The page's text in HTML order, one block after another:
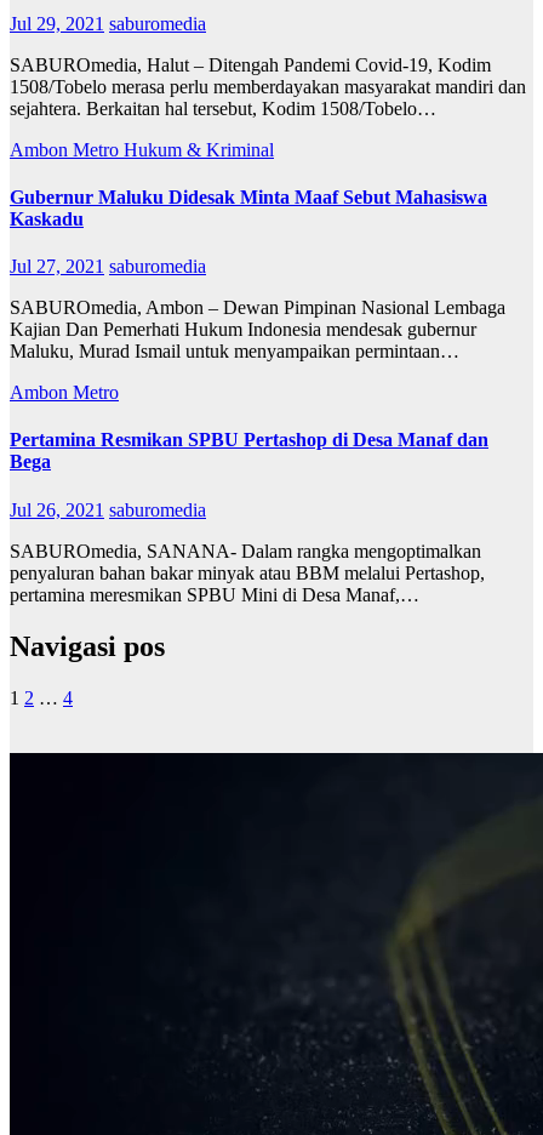
Jul 29, 2021 saburomedia
SABUROmedia, Halut – Ditengah Pandemi Covid-19, Kodim
1508/Tobelo merasa perlu memberdayakan masyarakat mandiri dan
sejahtera. Berkaitan hal tersebut, Kodim 1508/Tobelo…
Ambon Metro Hukum & Kriminal
Gubernur Maluku Didesak Minta Maaf Sebut Mahasiswa
Kaskadu
Jul 27, 2021 saburomedia
SABUROmedia, Ambon – Dewan Pimpinan Nasional Lembaga
Kajian Dan Pemerhati Hukum Indonesia mendesak gubernur
Maluku, Murad Ismail untuk menyampaikan permintaan…
Ambon Metro
Pertamina Resmikan SPBU Pertashop di Desa Manaf dan
Bega
Jul 26, 2021 saburomedia
SABUROmedia, SANANA- Dalam rangka mengoptimalkan
penyaluran bahan bakar minyak atau BBM melalui Pertashop,
pertamina meresmikan SPBU Mini di Desa Manaf,…
Navigasi pos
1 2 … 4